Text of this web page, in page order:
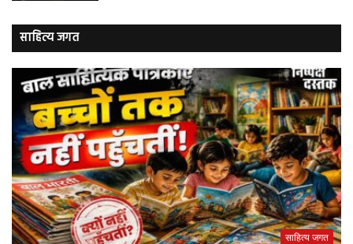
साहित्य जगत
साहित्य जगत